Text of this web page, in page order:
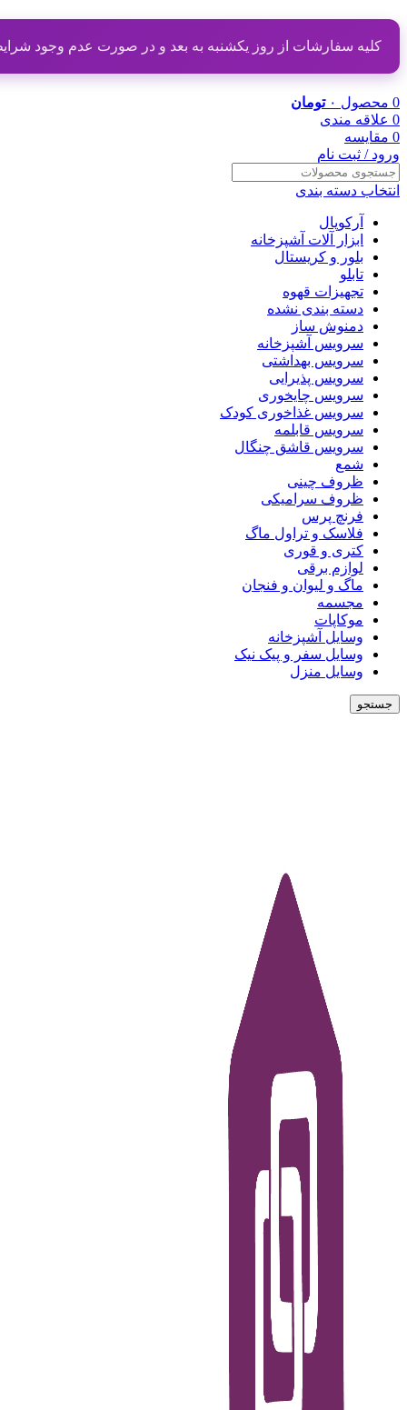
کلیه سفارشات از روز یکشنبه به بعد و در صورت عدم وجود شرایط مناسب از تاریخ ۲۰
0 محصول ۰ تومان
0 علاقه مندی
0 مقایسه
ورود / ثبت نام
انتخاب دسته بندی
آرکوپال
ابزار آلات آشپزخانه
بلور و کریستال
تابلو
تجهیزات قهوه
دسته بندی نشده
دمنوش ساز
سرویس آشپزخانه
سرویس بهداشتی
سرویس پذیرایی
سرویس چایخوری
سرویس غذاخوری کودک
سرویس قابلمه
سرویس قاشق چنگال
شمع
ظروف چینی
ظروف سرامیکی
فرنچ پرس
فلاسک و تراول ماگ
کتری و قوری
لوازم برقی
ماگ و لیوان و فنجان
مجسمه
موکاپات
وسایل آشپزخانه
وسایل سفر و پیک نیک
وسایل منزل
جستجو